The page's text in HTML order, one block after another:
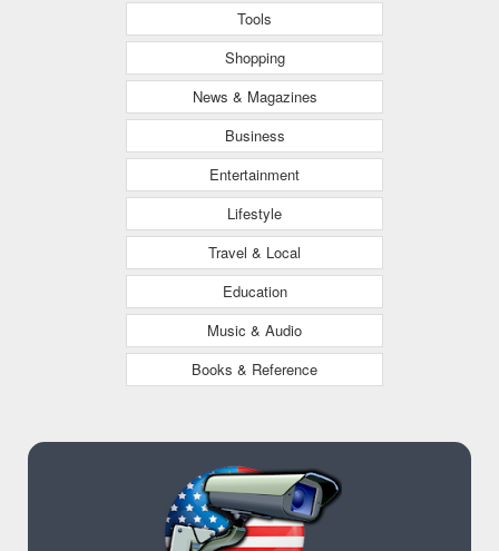
Tools
Shopping
News & Magazines
Business
Entertainment
Lifestyle
Travel & Local
Education
Music & Audio
Books & Reference